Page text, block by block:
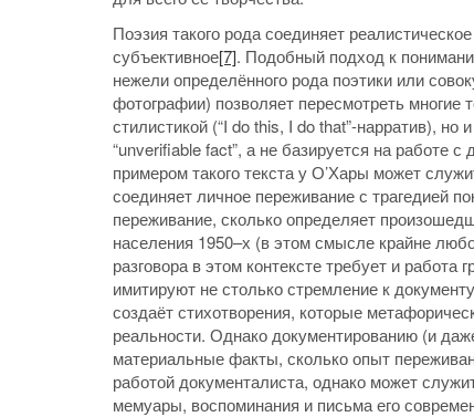
Поэзия такого рода соединяет
субъективное[7]. Подобный подход к
нежели определённого рода поэтики или
фотографии) позволяет пересмотреть
стилистикой (“I do this, I do that”-нарратив),
“unverifiable fact”, а не базируется на работе
примером такого текста у О’Хары может
соединяет личное переживание с трагедией
переживание, сколько определяет
населения 1950–х (в этом смысле крайне
разговора в этом контексте требует и
имитируют не столько стремление к
создаёт стихотворения, которые
реальности. Однако документированию (и
материальные факты, сколько опыт
работой документалиста, однако может
мемуары, воспоминания и письма его